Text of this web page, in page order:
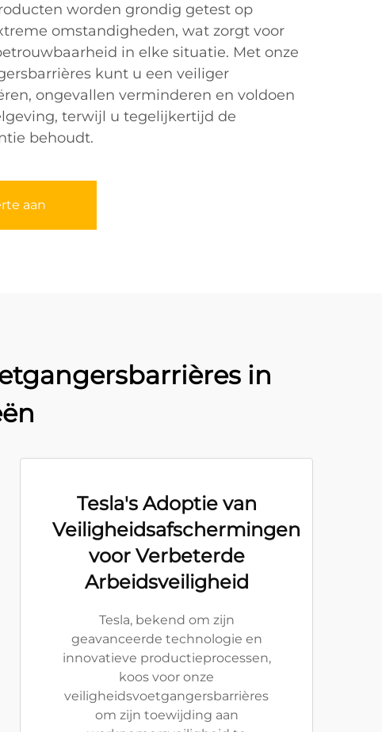
worden grondig getest op
omstandigheden, wat zorgt voor
in elke situatie. Met onze
kunt u een veiliger
ongevallen verminderen en voldoen
terwijl u tegelijkertijd de
behoudt.
aan
in
Tesla's Adoptie van
Veiligheidsafschermingen
voor Verbeterde
Arbeidsveiligheid
Tesla, bekend om zijn
geavanceerde technologie en
innovatieve productieprocessen,
koos voor onze
veiligheidsvoetgangersbarrières
om zijn toewijding aan